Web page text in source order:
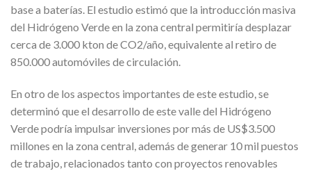
base a baterías. El estudio estimó que la introducción masiva
del Hidrógeno Verde en la zona central permitiría desplazar
cerca de 3.000 kton de CO2/año, equivalente al retiro de
850.000 automóviles de circulación.
En otro de los aspectos importantes de este estudio, se
determinó que el desarrollo de este valle del Hidrógeno
Verde podría impulsar inversiones por más de US$3.500
millones en la zona central, además de generar 10 mil puestos
de trabajo, relacionados tanto con proyectos renovables